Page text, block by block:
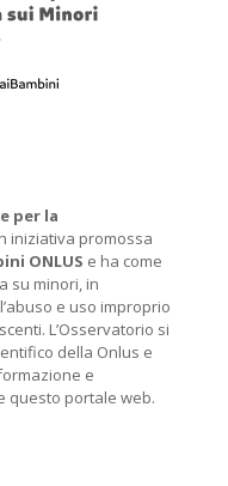
per la
iniziativa promossa
ONLUS e ha come
su minori, in
e uso improprio
L’Osservatorio si
della Onlus e
e
questo portale web.